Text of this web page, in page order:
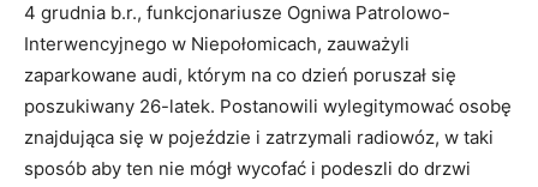
4 grudnia b.r., funkcjonariusze Ogniwa Patrolowo-
Interwencyjnego w Niepołomicach, zauważyli
zaparkowane audi, którym na co dzień poruszał się
poszukiwany 26-latek. Postanowili wylegitymować osobę
znajdująca się w pojeździe i zatrzymali radiowóz, w taki
sposób aby ten nie mógł wycofać i podeszli do drzwi